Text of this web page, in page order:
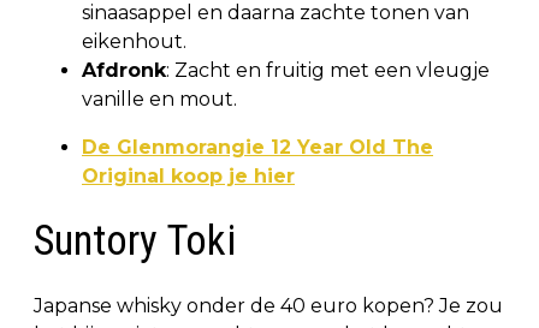
sinaasappel en daarna zachte tonen van
eikenhout.
Afdronk: Zacht en fruitig met een vleugje
vanille en mout.
De Glenmorangie 12 Year Old The
Original koop je hier
Suntory Toki
Japanse whisky onder de 40 euro kopen? Je zou